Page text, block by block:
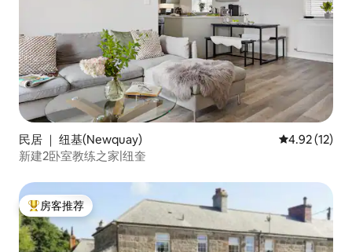
民居 ｜ 纽基(Newquay) 平均评分
4.92 (12)
新建2卧室教练之家|纽奎
热门「房客推荐」
房客推荐